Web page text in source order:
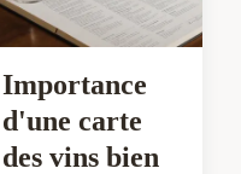
Importance
d'une carte
des vins bien